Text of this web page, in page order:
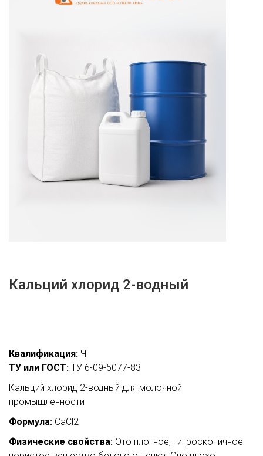
Кальций хлорид 2-водный
Квалификация: Ч
ТУ или ГОСТ: ТУ 6-09-5077-83
Кальций хлорид 2-водный для молочной
промышленности
Формула: CaCl2
Физические свойства: Это плотное, гигроскопичное